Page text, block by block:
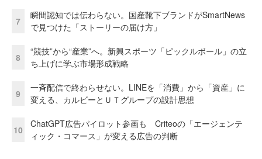
7
瞬間認知では伝わらない。国産靴下ブランドがSmartNews
で見つけた「ストーリーの届け方」
8
“競技”から“産業”へ。新興スポーツ「ピックルボール」の立
ち上げに学ぶ市場形成戦略
9
一斉配信で終わらせない。LINEを「消費」から「資産」に
変える、カルビーとＵＴグループの設計思想
10
ChatGPT広告パイロット参画も Criteoの「エージェンテ
ィック・コマース」が変える広告の判断